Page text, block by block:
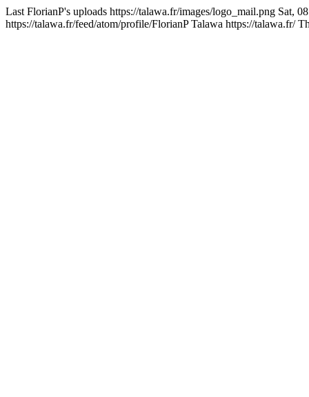
Last FlorianP's uploads https://talawa.fr/images/logo_mail.png Sat,
https://talawa.fr/feed/atom/profile/FlorianP Talawa https://talawa.fr/